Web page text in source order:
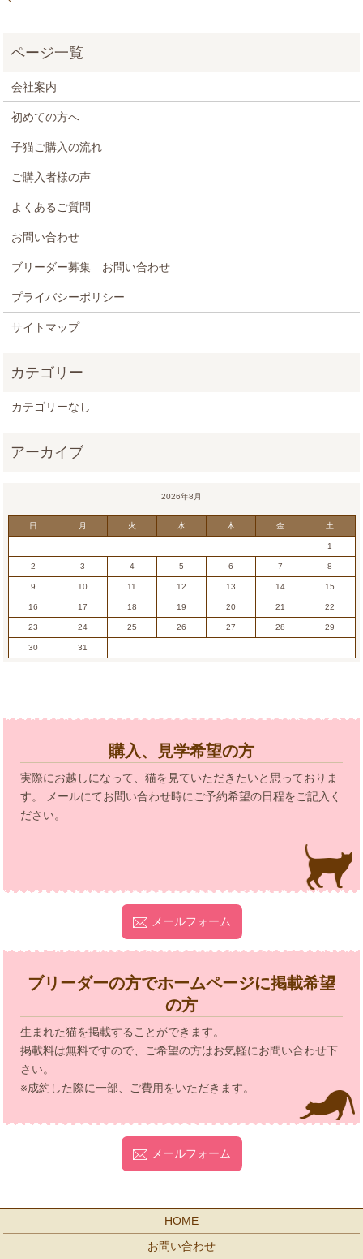
会社案内
初めての方へ
子猫ご購入の流れ
ご購入者様の声
よくあるご質問
お問い合わせ
ブリーダー募集 お問い合わせ
プライバシーポリシー
サイトマップ
カテゴリーなし
2026年8月
日 月 火 水 木 金 土
1
2 3 4 5 6 7 8
9 10 11 12 13 14 15
16 17 18 19 20 21 22
23 24 25 26 27 28 29
30 31
購入、見学希望の方
実際にお越しになって、猫を見ていただきたいと思っておりま
す。 メールにてお問い合わせ時にご予約希望の日程をご記入く
ださい。
メールフォーム
ブリーダーの方でホームページに掲載希望
の方
生まれた猫を掲載することができます。
掲載料は無料ですので、ご希望の方はお気軽にお問い合わせ下
さい。
※成約した際に一部、ご費用をいただきます。
メールフォーム
HOME
お問い合わせ